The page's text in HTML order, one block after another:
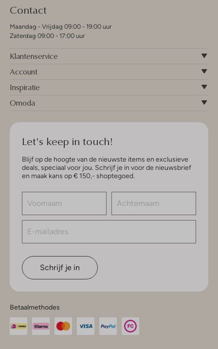
Contact
Maandag - Vrijdag 09:00 - 19:00 uur
Zaterdag 09:00 - 17:00 uur
Klantenservice
Account
Inspiratie
Omoda
Let's keep in touch!
Blijf op de hoogte van de nieuwste items en exclusieve
deals, speciaal voor jou. Schrijf je in voor de nieuwsbrief
en maak kans op € 150,- shoptegoed.
Schrijf je in
Betaalmethodes